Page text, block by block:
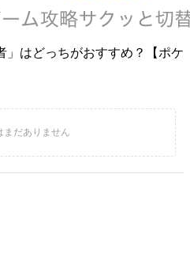
」はどっちがおすすめ？【ポケ